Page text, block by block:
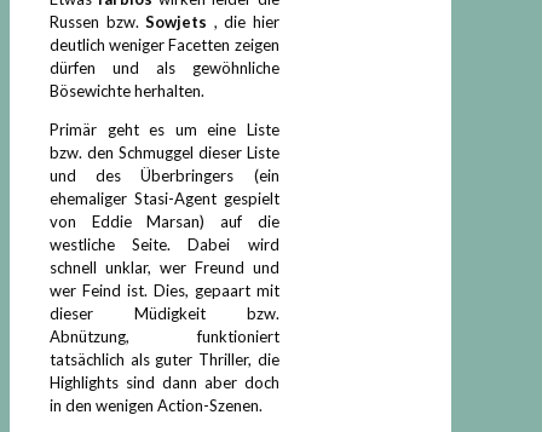
Russen bzw. Sowjets , die hier
deutlich weniger Facetten zeigen
dürfen und als gewöhnliche
Bösewichte herhalten.
Primär geht es um eine Liste
bzw. den Schmuggel dieser Liste
und des Überbringers (ein
ehemaliger Stasi-Agent gespielt
von Eddie Marsan) auf die
westliche Seite. Dabei wird
schnell unklar, wer Freund und
wer Feind ist. Dies, gepaart mit
dieser Müdigkeit bzw.
Abnützung, funktioniert
tatsächlich als guter Thriller, die
Highlights sind dann aber doch
in den wenigen Action-Szenen.